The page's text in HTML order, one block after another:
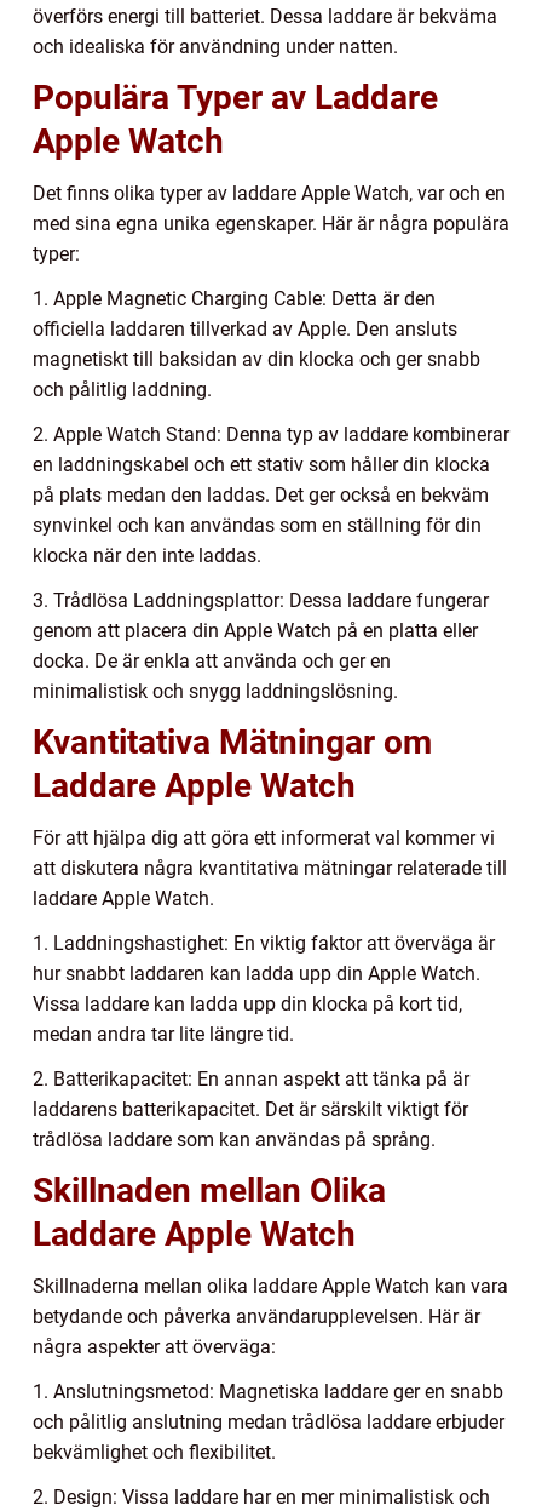
överförs energi till batteriet. Dessa laddare är bekväma
och idealiska för användning under natten.
Populära Typer av Laddare
Apple Watch
Det finns olika typer av laddare Apple Watch, var och en
med sina egna unika egenskaper. Här är några populära
typer:
1. Apple Magnetic Charging Cable: Detta är den
officiella laddaren tillverkad av Apple. Den ansluts
magnetiskt till baksidan av din klocka och ger snabb
och pålitlig laddning.
2. Apple Watch Stand: Denna typ av laddare kombinerar
en laddningskabel och ett stativ som håller din klocka
på plats medan den laddas. Det ger också en bekväm
synvinkel och kan användas som en ställning för din
klocka när den inte laddas.
3. Trådlösa Laddningsplattor: Dessa laddare fungerar
genom att placera din Apple Watch på en platta eller
docka. De är enkla att använda och ger en
minimalistisk och snygg laddningslösning.
Kvantitativa Mätningar om
Laddare Apple Watch
För att hjälpa dig att göra ett informerat val kommer vi
att diskutera några kvantitativa mätningar relaterade till
laddare Apple Watch.
1. Laddningshastighet: En viktig faktor att överväga är
hur snabbt laddaren kan ladda upp din Apple Watch.
Vissa laddare kan ladda upp din klocka på kort tid,
medan andra tar lite längre tid.
2. Batterikapacitet: En annan aspekt att tänka på är
laddarens batterikapacitet. Det är särskilt viktigt för
trådlösa laddare som kan användas på språng.
Skillnaden mellan Olika
Laddare Apple Watch
Skillnaderna mellan olika laddare Apple Watch kan vara
betydande och påverka användarupplevelsen. Här är
några aspekter att överväga:
1. Anslutningsmetod: Magnetiska laddare ger en snabb
och pålitlig anslutning medan trådlösa laddare erbjuder
bekvämlighet och flexibilitet.
2. Design: Vissa laddare har en mer minimalistisk och